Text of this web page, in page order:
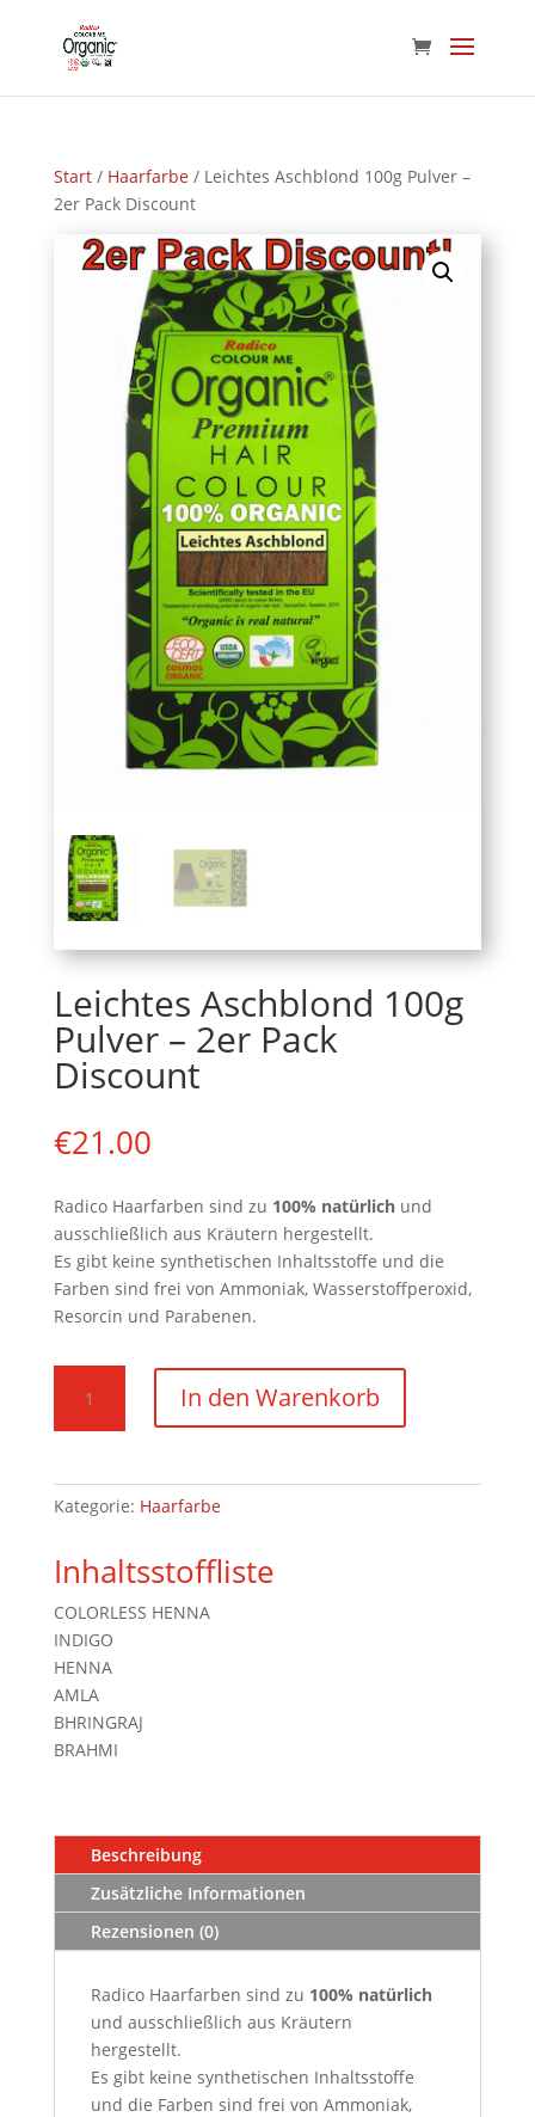
Start/ Haarfarbe/ Leichtes Aschblond 100g Pulver –
2er Pack Discount
Leichtes Aschblond 100g
Pulver – 2er Pack
Discount
€21.00
Radico Haarfarben sind zu 100% natürlichund
ausschließlich aus Kräutern hergestellt.
Es gibt keine synthetischen Inhaltsstoffe und die
Farben sind frei von Ammoniak, Wasserstoffperoxid,
Resorcin und Parabenen.
Aschblond
100g
-
2er
Discount
In den Warenkorb
Kategorie: Haarfarbe
Inhaltsstoffliste
COLORLESS HENNA
INDIGO
HENNA
AMLA
BHRINGRAJ
BRAHMI
Beschreibung
Zusätzliche Informationen
Rezensionen (0)
Radico Haarfarben sind zu 100% natürlich
und ausschließlich aus Kräutern
hergestellt.
Es gibt keine synthetischen Inhaltsstoffe
und die Farben sind frei von Ammoniak,